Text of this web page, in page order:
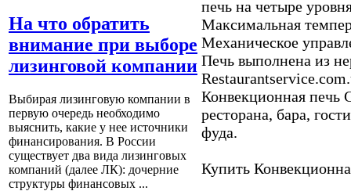
На что обратить
внимание при выборе
лизинговой компании
Выбирая лизинговую компании в
первую очередь необходимо
выяснить, какие у нее источники
финансирования. В России
существует два вида лизинговых
компаний (далее ЛК): дочерние
структуры финансовых ...
печь на четыре
Максимальная
Механическое
Печь выполнена из
Конвекционная печь
ресторана, бара,
фуда.
Купить